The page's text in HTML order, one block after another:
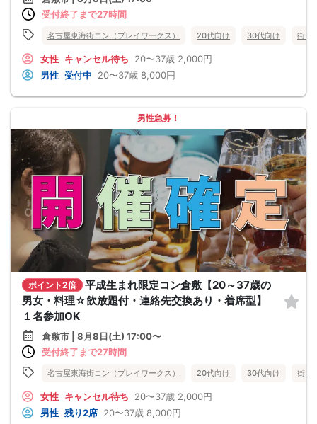
受付終了まで27時間
名古屋東海街コン（プレイワークス） 20代向け 30代向け 街コ
女性 キャンセル待ち 20〜37歳 2,000円
男性 受付中 20〜37歳 8,000円
男性急募！
ポイント2倍
平成生まれ限定コン倉敷【20～37歳の
男女・料理☆飲放題付・連絡先交換あり・着席型】
１名参加OK
倉敷市 | 8月8日(土) 17:00〜
受付終了まで27時間
名古屋東海街コン（プレイワークス） 20代向け 30代向け 街コ
女性 キャンセル待ち 20〜37歳 2,000円
男性 残り2席 20〜37歳 8,000円